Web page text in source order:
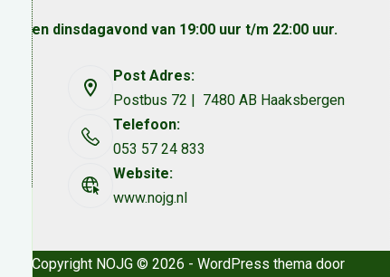
en dinsdagavond van 19:00 uur t/m 22:00 uur.
Post Adres:
Postbus 72 | 7480 AB Haaksbergen
Telefoon:
053 57 24 833
Website:
www.nojg.nl
Copyright NOJG © 2026 - WordPress thema door